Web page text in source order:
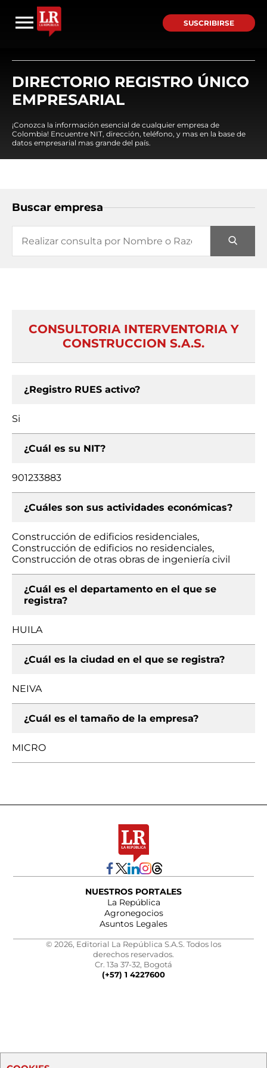
SUSCRIBIRSE
DIRECTORIO REGISTRO ÚNICO
EMPRESARIAL
¡Conozca la información esencial de cualquier empresa de
Colombia! Encuentre NIT, dirección, teléfono, y mas en la base de
datos empresarial mas grande del país.
Buscar empresa
CONSULTORIA INTERVENTORIA Y
CONSTRUCCION S.A.S.
¿Registro RUES activo?
Si
¿Cuál es su NIT?
901233883
¿Cuáles son sus actividades económicas?
Construcción de edificios residenciales,
Construcción de edificios no residenciales,
Construcción de otras obras de ingeniería civil
¿Cuál es el departamento en el que se
registra?
HUILA
¿Cuál es la ciudad en el que se registra?
NEIVA
¿Cuál es el tamaño de la empresa?
MICRO
NUESTROS PORTALES
La República
Agronegocios
Asuntos Legales
© 2026, Editorial La República S.A.S. Todos los
derechos reservados.
Cr. 13a 37-32, Bogotá
(+57) 1 4227600